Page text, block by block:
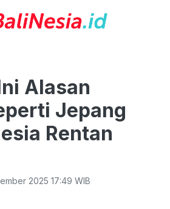
Alasan
Jepang
Rentan
2025 17:49 WIB